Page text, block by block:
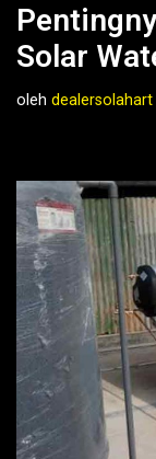
Solar
oleh dealersolahart